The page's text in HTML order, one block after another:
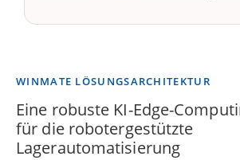
WINMATE LÖSUNGSARCHITEKTUR
Eine robuste KI-Edge-
für die robotergestützte
Lagerautomatisierung